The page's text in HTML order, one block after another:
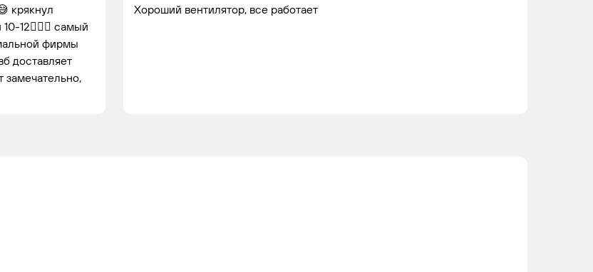
крякнул
12🤦🏻‍♀️ самый
фирмы
доставляет
замечательно,
Хороший вентилятор, все работает